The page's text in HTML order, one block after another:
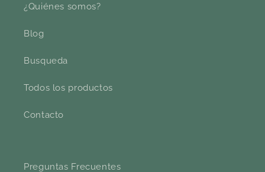
¿Quiénes somos?
Blog
Busqueda
Todos los productos
Contacto
Preguntas Frecuentes